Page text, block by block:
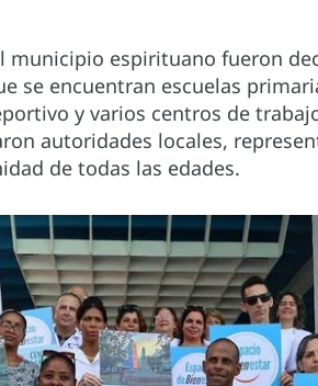
municipio espirituano fueron
se encuentran escuelas
y varios centros de
autoridades locales,
de todas las edades.